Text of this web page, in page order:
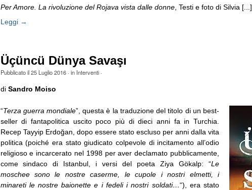
Per Amore. La rivoluzione del Rojava vista dalle donne, Testi e foto di Silvia [...]
Leggi →
Üçüncü Dünya Savaşı
Pubblicato il25 Luglio 2016· in Interventi·
di Sandro Moiso
“Terza guerra mondiale”, questa è la traduzione del titolo di un best-
seller di fantapolitica uscito poco più di dieci anni fa in Turchia.
Recep Tayyip Erdoğan, dopo essere stato escluso per anni dalla vita
politica (poiché era stato giudicato colpevole di incitamento all’odio
religioso e incarcerato nel 1998 per aver declamato pubblicamente,
come sindaco di Istanbul, i versi del poeta Ziya Gökalp: “Le
moschee sono le nostre caserme, le cupole i nostri elmetti, i
minareti le nostre baionette e i fedeli i nostri soldati…“), era stato